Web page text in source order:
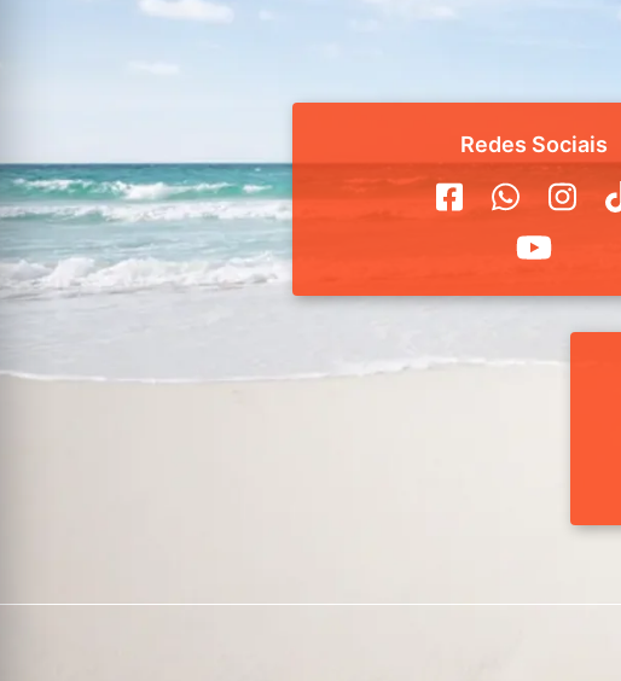
Redes Sociais